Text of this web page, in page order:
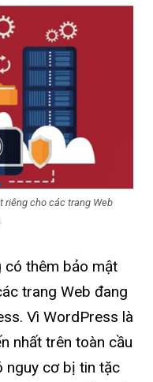
riêng cho các trang Web
thêm bảo mật
trang Web đang
Vì WordPress là
nhất trên toàn cầu
nguy cơ bị tin tặc